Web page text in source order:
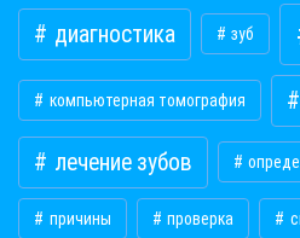
диагностика зуб
компьютерная томография
лечение зубов
причины проверка